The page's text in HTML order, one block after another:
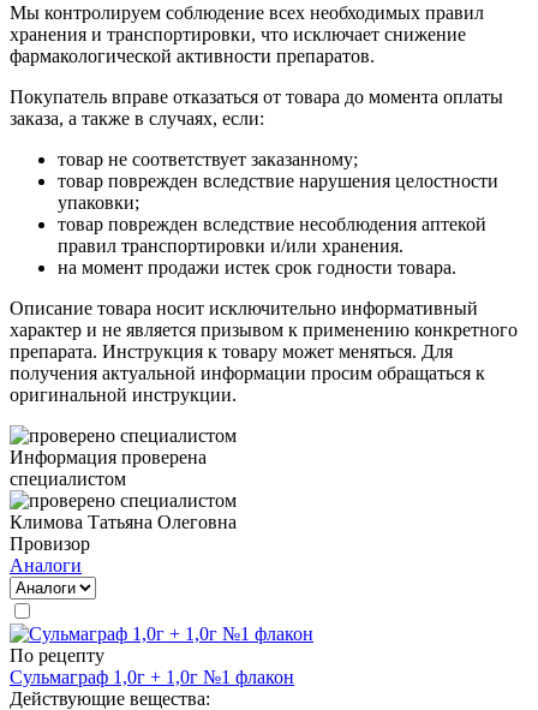
Мы контролируем соблюдение всех необходимых правил
хранения и транспортировки, что исключает снижение
фармакологической активности препаратов.
Покупатель вправе отказаться от товара до момента оплаты
заказа, а также в случаях, если:
товар не соответствует заказанному;
товар поврежден вследствие нарушения целостности
упаковки;
товар поврежден вследствие несоблюдения аптекой
правил транспортировки и/или хранения.
на момент продажи истек срок годности товара.
Описание товара носит исключительно информативный
характер и не является призывом к применению конкретного
препарата. Инструкция к товару может меняться. Для
получения актуальной информации просим обращаться к
оригинальной инструкции.
Информация проверена
специалистом
Климова Татьяна Олеговна
Провизор
Аналоги
По рецепту
Сульмаграф 1,0г + 1,0г №1 флакон
Действующие вещества: